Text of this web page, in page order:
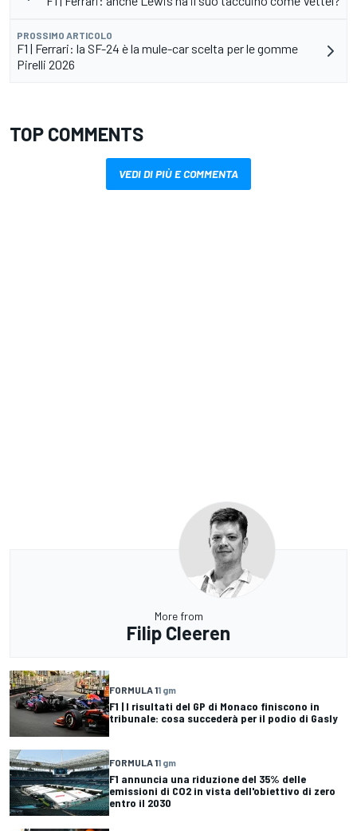
PROSSIMO ARTICOLO
F1 | Ferrari: la SF-24 è la mule-car scelta per le gomme
Pirelli 2026
TOP COMMENTS
VEDI DI PIÙ E COMMENTA
More from
Filip Cleeren
FORMULA 11 gm
F1 | I risultati del GP di Monaco finiscono in
tribunale: cosa succederà per il podio di Gasly
FORMULA 11 gm
F1 annuncia una riduzione del 35% delle
emissioni di CO2 in vista dell'obiettivo di zero
entro il 2030